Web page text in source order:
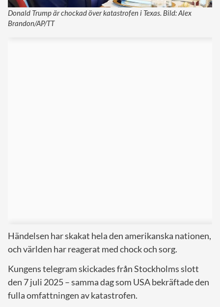
Donald Trump är chockad över katastrofen i Texas. Bild: Alex
Brandon/AP/TT
Händelsen har skakat hela den amerikanska nationen,
och världen har reagerat med chock och sorg.
Kungens telegram skickades från Stockholms slott
den 7 juli 2025 – samma dag som USA bekräftade den
fulla omfattningen av katastrofen.